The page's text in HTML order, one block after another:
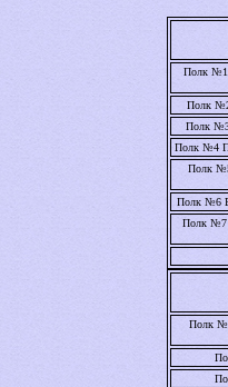
Полк №1
Полк №2
Полк №3
Полк №4
Полк №5
Полк №6
Полк №7
Полк